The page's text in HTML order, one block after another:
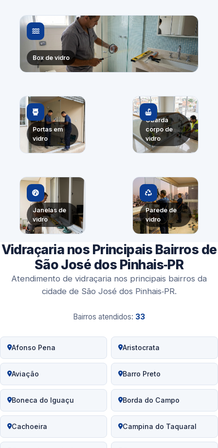
Box de vidro
Portas em
vidro
Guarda
corpo de
vidro
Janelas de
vidro
Parede de
vidro
Vidraçaria nos Principais Bairros de
São José dos Pinhais‑PR
Atendimento de vidraçaria nos principais bairros da
cidade de São José dos Pinhais‑PR.
Bairros atendidos: 33
Afonso Pena Aristocrata
Aviação Barro Preto
Boneca do Iguaçu Borda do Campo
Cachoeira Campina do Taquaral